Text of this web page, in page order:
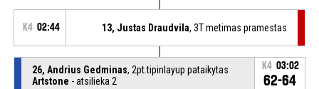
K4 02:44 13, Justas Draudvila, 3T metimas pramestas
26, Andrius Gedminas, 2pt.tipinlayup pataikytas
Artstone - atsilieka 2
K4 03:02
62-64